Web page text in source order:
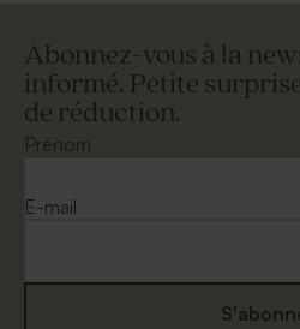
Abonnez-vous à la
informé. Petite
de réduction.
Prénom
E-mail